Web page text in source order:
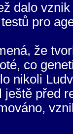
dalo
pro
že
co
nikoli
ještě před